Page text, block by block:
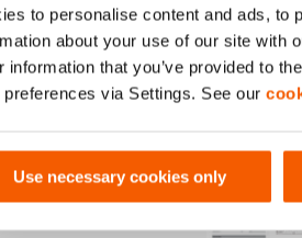
to personalise content and ads, to
about your use of our site with
information that you’ve provided to
preferences via Settings. See our
Use necessary cookies only
hoses &